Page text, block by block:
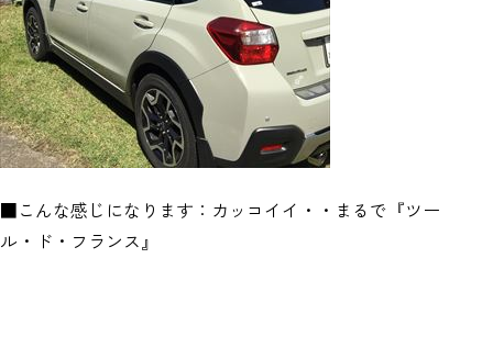
■こんな感じになります：カッコイイ・・まるで『ツー
ル・ド・フランス』